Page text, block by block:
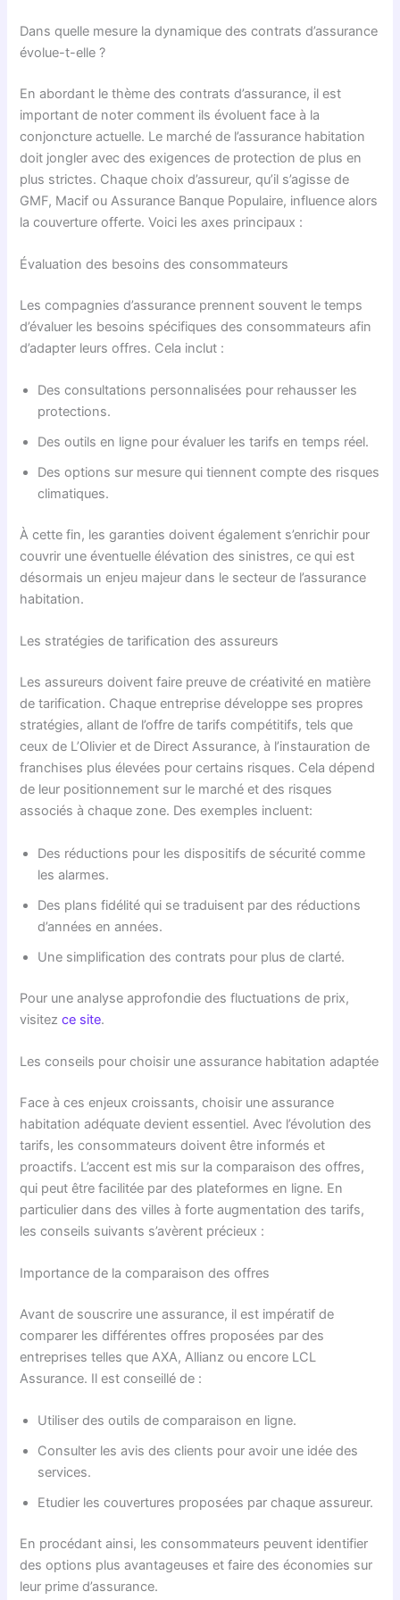
Dans quelle mesure la dynamique des contrats d’assurance
évolue-t-elle ?
En abordant le thème des contrats d’assurance, il est
important de noter comment ils évoluent face à la
conjoncture actuelle. Le marché de l’assurance habitation
doit jongler avec des exigences de protection de plus en
plus strictes. Chaque choix d’assureur, qu’il s’agisse de
GMF, Macif ou Assurance Banque Populaire, influence alors
la couverture offerte. Voici les axes principaux :
Évaluation des besoins des consommateurs
Les compagnies d’assurance prennent souvent le temps
d’évaluer les besoins spécifiques des consommateurs afin
d’adapter leurs offres. Cela inclut :
Des consultations personnalisées pour rehausser les
protections.
Des outils en ligne pour évaluer les tarifs en temps réel.
Des options sur mesure qui tiennent compte des risques
climatiques.
À cette fin, les garanties doivent également s’enrichir pour
couvrir une éventuelle élévation des sinistres, ce qui est
désormais un enjeu majeur dans le secteur de l’assurance
habitation.
Les stratégies de tarification des assureurs
Les assureurs doivent faire preuve de créativité en matière
de tarification. Chaque entreprise développe ses propres
stratégies, allant de l’offre de tarifs compétitifs, tels que
ceux de L’Olivier et de Direct Assurance, à l’instauration de
franchises plus élevées pour certains risques. Cela dépend
de leur positionnement sur le marché et des risques
associés à chaque zone. Des exemples incluent:
Des réductions pour les dispositifs de sécurité comme
les alarmes.
Des plans fidélité qui se traduisent par des réductions
d’années en années.
Une simplification des contrats pour plus de clarté.
Pour une analyse approfondie des fluctuations de prix,
visitezce site.
Les conseils pour choisir une assurance habitation adaptée
Face à ces enjeux croissants, choisir une assurance
habitation adéquate devient essentiel. Avec l’évolution des
tarifs, les consommateurs doivent être informés et
proactifs. L’accent est mis sur la comparaison des offres,
qui peut être facilitée par des plateformes en ligne. En
particulier dans des villes à forte augmentation des tarifs,
les conseils suivants s’avèrent précieux :
Importance de la comparaison des offres
Avant de souscrire une assurance, il est impératif de
comparer les différentes offres proposées par des
entreprises telles que AXA, Allianz ou encore LCL
Assurance. Il est conseillé de :
Utiliser des outils de comparaison en ligne.
Consulter les avis des clients pour avoir une idée des
services.
Etudier les couvertures proposées par chaque assureur.
En procédant ainsi, les consommateurs peuvent identifier
des options plus avantageuses et faire des économies sur
leur prime d’assurance.